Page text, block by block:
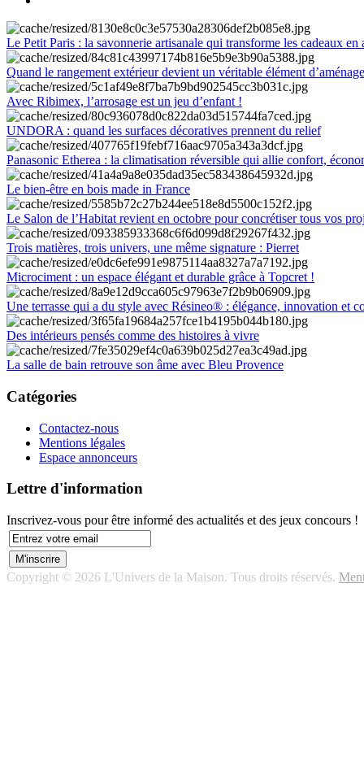
Le Petit Paris : la savonnerie artisanale qui transforme les cadeaux en
Quand le rangement extérieur devient un véritable élément
Avec Ribimex, l’arrosage est un jeu d’enfant !
UNDORA : quand les surfaces décoratives prennent du relief
Panasonic Etherea : la climatisation réversible qui allie confort,
Le bien-être en bois made in France
Le Salon de l’Habitat revient en octobre pour concrétiser tous vos
Trois matières, trois univers, une même signature : Pierret
Microciment : un espace élégant et durable grâce à Topcret !
Une terrasse qui a du style avec Résineo® : élégance, innovation et
Des intérieurs pensés comme des histoires à vivre
La salle de bain retrouve son âme avec Bleu Provence
Catégories
Contactez-nous
Mentions légales
Espace annonceurs
Lettre d'information
Inscrivez-vous pour être informé des actualités et des jeux concours !
Copyright © 2026 L'Univers de la Maison. Tous droits réservés.